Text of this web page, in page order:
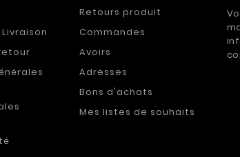
Retours produit
Commandes
Avoirs
Adresses
Bons d'achats
Mes listes de souhaits